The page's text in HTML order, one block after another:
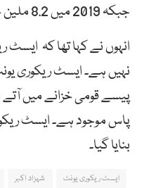
جبکہ 2019 میں 8.2 ملین خرچ ہوئے۔
انہوں نے کہا تھا کہ ایسٹ
نہیں ہے۔ ایسٹ ریکوری
پیسے قومی خزانے میں آتے
پاس موجود ہے۔ ایسٹ
بنایا گیا۔
ایسٹ ریکوری یونٹ شہزاد اکبر